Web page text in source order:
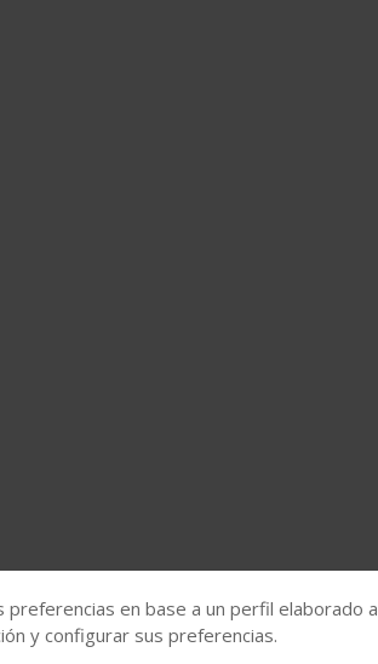
en base a un perfil elaborado a
y configurar sus preferencias.